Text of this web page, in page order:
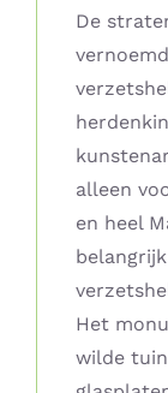
De
alleen
en heel
Het
wilde